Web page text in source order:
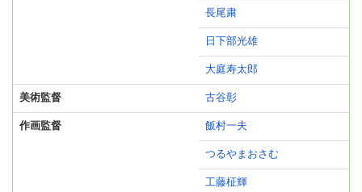
長尾粛
日下部光雄
大庭寿太郎
美術監督 古谷彰
作画監督 飯村一夫
つるやまおさむ
工藤柾輝